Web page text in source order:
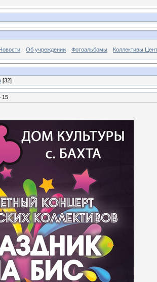
Новости Об учреждении Фотоальбомы Коллективы
[32]
15